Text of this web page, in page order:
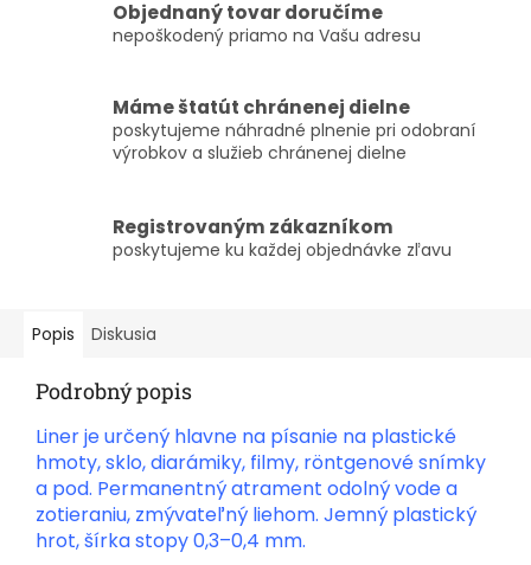
Objednaný tovar doručíme
nepoškodený priamo na Vašu adresu
Máme štatút chránenej dielne
poskytujeme náhradné plnenie pri odobraní
výrobkov a služieb chránenej dielne
Registrovaným zákazníkom
poskytujeme ku každej objednávke zľavu
Popis Diskusia
Podrobný popis
Liner je určený hlavne na písanie na plastické
hmoty, sklo, diarámiky, filmy, röntgenové snímky
a pod. Permanentný atrament odolný vode a
zotieraniu, zmývateľný liehom. Jemný plastický
hrot, šírka stopy 0,3–0,4 mm.